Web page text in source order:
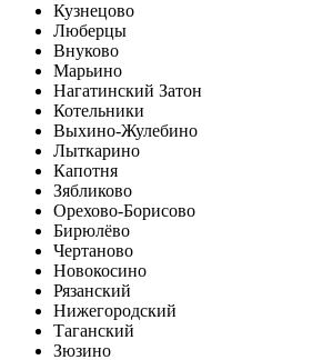
Кузнецово
Люберцы
Внуково
Марьино
Нагатинский Затон
Котельники
Выхино-Жулебино
Лыткарино
Капотня
Зябликово
Орехово-Борисово
Бирюлёво
Чертаново
Новокосино
Рязанский
Нижегородский
Таганский
Зюзино